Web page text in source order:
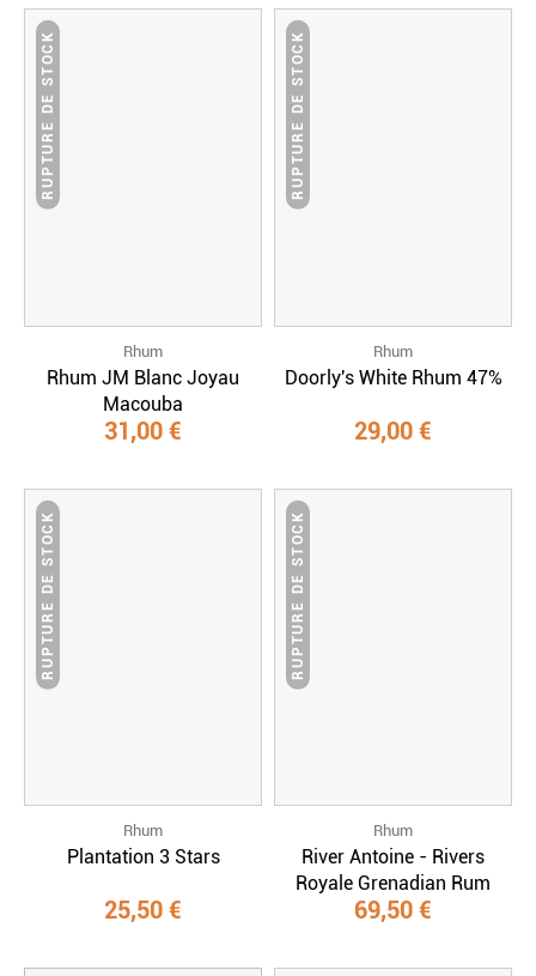
RUPTURE DE STOCK
Rhum
Rhum JM Blanc Joyau
Macouba
31,00 €
RUPTURE DE STOCK
Rhum
Doorly's White Rhum 47%
29,00 €
RUPTURE DE STOCK
Rhum
Plantation 3 Stars
25,50 €
RUPTURE DE STOCK
Rhum
River Antoine - Rivers
Royale Grenadian Rum
69,50 €